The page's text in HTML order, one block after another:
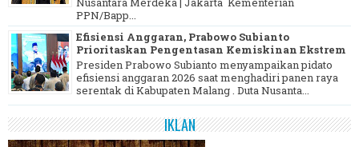
PPN/Bapp...
Efisiensi Anggaran, Prabowo Subianto
Prioritaskan Pengentasan Kemiskinan Ekstrem
Presiden Prabowo Subianto menyampaikan pidato
efisiensi anggaran 2026 saat menghadiri panen raya
serentak di Kabupaten Malang . Duta Nusanta...
IKLAN